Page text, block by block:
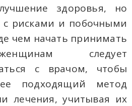
здоровья, но
с рисками и побочными
чем начать принимать
следует
с врачом, чтобы
подходящий метод
лечения, учитывая их